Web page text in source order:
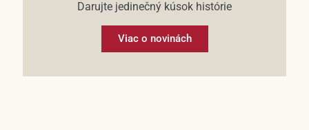
Darujte jedinečný kúsok histórie
Viac o novinách